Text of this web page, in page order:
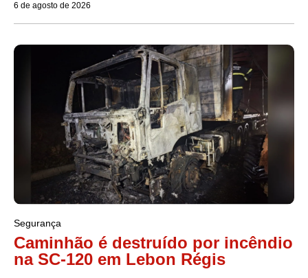
6 de agosto de 2026
Segurança
Caminhão é destruído por incêndio
na SC-120 em Lebon Régis